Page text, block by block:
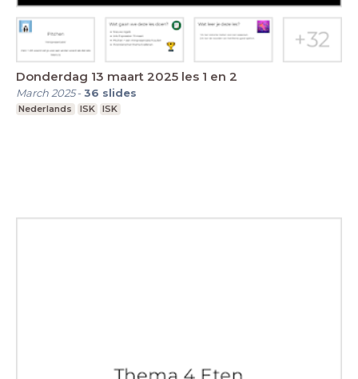
Donderdag 13 maart 2025 les 1 en 2
March 2025-36 slides
Nederlands ISK ISK